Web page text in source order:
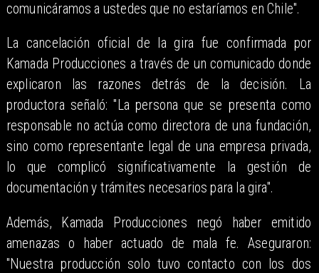
comunicáramos a ustedes que no estaríamos en Chile".
La cancelación oficial de la gira fue confirmada por
Kamada Producciones a través de un comunicado donde
explicaron las razones detrás de la decisión. La
productora señaló: "La persona que se presenta como
responsable no actúa como directora de una fundación,
sino como representante legal de una empresa privada,
lo que complicó significativamente la gestión de
documentación y trámites necesarios para la gira".
Además, Kamada Producciones negó haber emitido
amenazas o haber actuado de mala fe. Aseguraron:
"Nuestra producción solo tuvo contacto con los dos